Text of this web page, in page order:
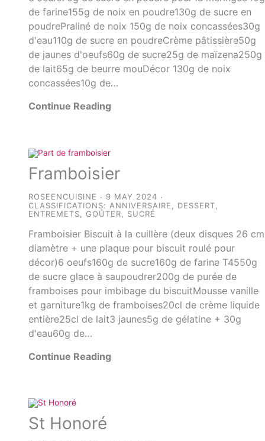
de farine155g de noix en poudre130g de sucre en
poudrePraliné de noix 150g de noix concassées30g
d'eau110g de sucre en poudreCrème pâtissière50g
de jaunes d'oeufs60g de sucre25g de maïzena250g
de lait65g de beurre mouDécor 130g de noix
concassées10g de…
Continue Reading
Framboisier
ROSEENCUISINE
9 MAY 2024
CLASSIFICATIONS: ANNIVERSAIRE DESSERT
ENTREMETS ,GOÛTER SUCRÉ
Framboisier Biscuit à la cuillère (deux disques 26 cm
diamètre + une plaque pour biscuit roulé pour
décor)6 oeufs160g de sucre160g de farine T4550g
de sucre glace à saupoudrer200g de purée de
framboises pour imbibage du biscuitMousse vanille
et garniture1kg de framboises20cl de crème liquide
entière25cl de lait3 jaunes5g de gélatine + 30g
d'eau60g de…
Continue Reading
St Honoré